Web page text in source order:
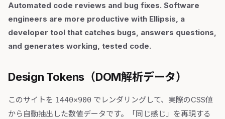
Automated code reviews and bug fixes. Software
engineers are more productive with Ellipsis, a
developer tool that catches bugs, answers questions,
and generates working, tested code.
Design Tokens（DOM解析データ）
このサイトを 1440×900 でレンダリングして、実際のCSS値
から自動抽出した数値データです。「同じ感じ」を再現する